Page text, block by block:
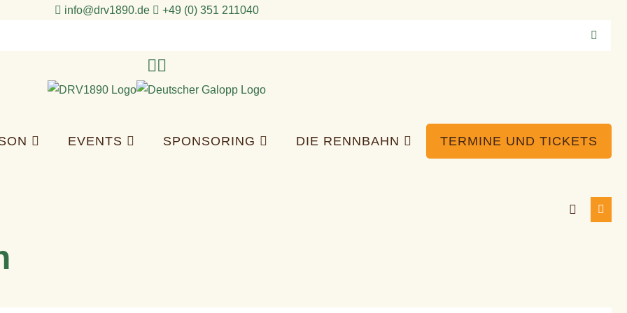
info@drv1890.de​
+49 (0) 351 211040
EVENTS SPONSORING DIE RENNBAHN TERMINE UND TICKETS
Suche-